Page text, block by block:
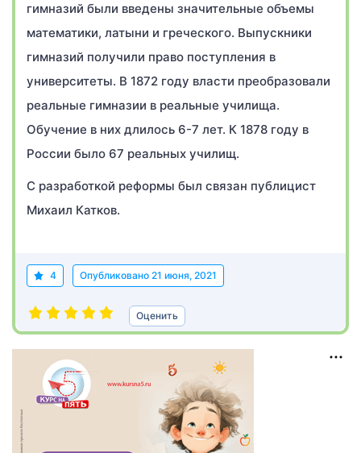
гимназий были введены значительные объемы
математики, латыни и греческого. Выпускники
гимназий получили право поступления в
университеты. В 1872 году власти преобразовали
реальные гимназии в реальные училища.
Обучение в них длилось 6-7 лет. К 1878 году в
России было 67 реальных училищ.
С разработкой реформы был связан публицист
Михаил Катков.
4 Опубликовано 21 июня, 2021
Оценить